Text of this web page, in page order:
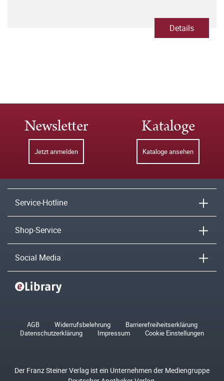
Details
Newsletter
Jetzt anmelden
Kataloge
Kataloge ansehen
Service-Hotline
Shop-Service
Social Media
AGB Widerrufsbelehrung
Barrierefreiheitserklärung
Datenschutzerklärung
Impressum Cookie Einstellungen
Der Franz Steiner Verlag ist ein Unternehmen der Mediengruppe